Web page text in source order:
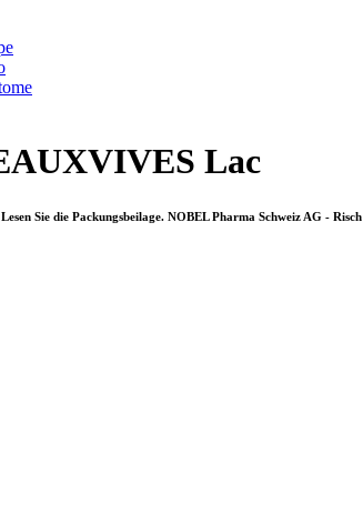
Lac
Sie die Packungsbeilage. NOBEL Pharma Schweiz AG - Risch